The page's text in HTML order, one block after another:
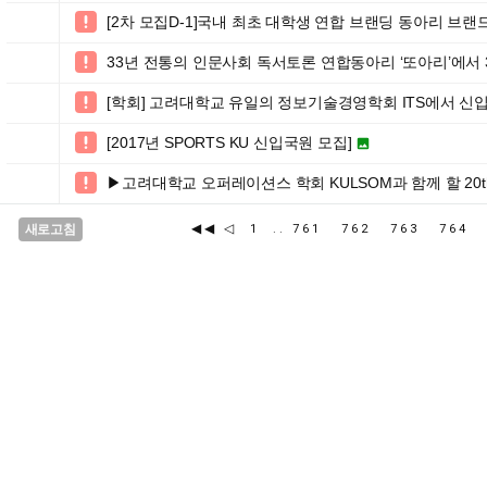
 [2차 모집D-1]국내 최초 대학생 연합 브랜딩 동아리 브랜
 33년 전통의 인문사회 독서토론 연합동아리 ‘또아리’에
 [학회] 고려대학교 유일의 정보기술경영학회 ITS에서 신
 [2017년 SPORTS KU 신입국원 모집] 
 ▶고려대학교 오퍼레이션스 학회 KULSOM과 함께 할
새로고침 ◀◀ ◁ 1 .. 761 762 763 764